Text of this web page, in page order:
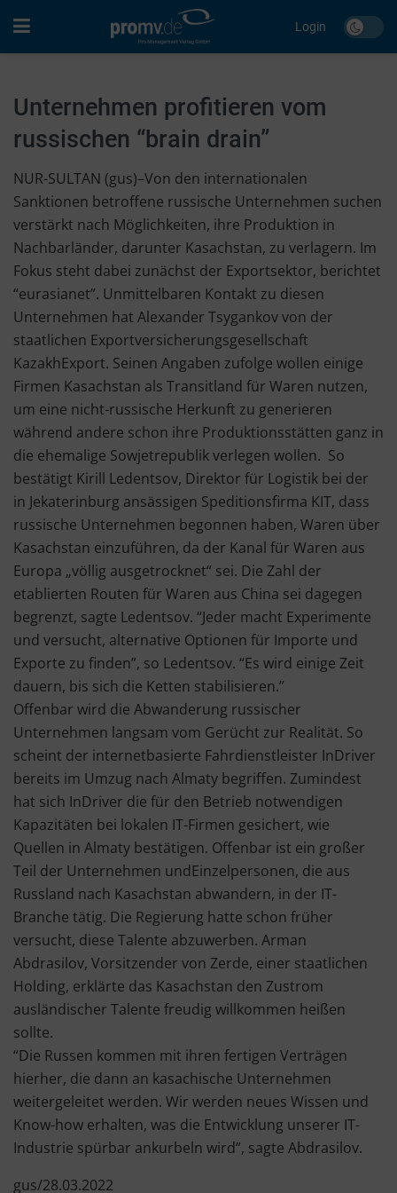
Login
Unternehmen profitieren vom
russischen “brain drain”
NUR-SULTAN (gus)–Von den internationalen
Sanktionen betroffene russische Unternehmen suchen
verstärkt nach Möglichkeiten, ihre Produktion in
Nachbarländer, darunter Kasachstan, zu verlagern. Im
Fokus steht dabei zunächst der Exportsektor, berichtet
“eurasianet”. Unmittelbaren Kontakt zu diesen
Unternehmen hat Alexander Tsygankov von der
staatlichen Exportversicherungsgesellschaft
KazakhExport. Seinen Angaben zufolge wollen einige
Firmen Kasachstan als Transitland für Waren nutzen,
um eine nicht-russische Herkunft zu generieren
während andere schon ihre Produktionsstätten ganz in
die ehemalige Sowjetrepublik verlegen wollen. So
bestätigt Kirill Ledentsov, Direktor für Logistik bei der
in Jekaterinburg ansässigen Speditionsfirma KIT, dass
russische Unternehmen begonnen haben, Waren über
Kasachstan einzuführen, da der Kanal für Waren aus
Europa „völlig ausgetrocknet“ sei. Die Zahl der
etablierten Routen für Waren aus China sei dagegen
begrenzt, sagte Ledentsov. “Jeder macht Experimente
und versucht, alternative Optionen für Importe und
Exporte zu finden”, so Ledentsov. “Es wird einige Zeit
dauern, bis sich die Ketten stabilisieren.”
Offenbar wird die Abwanderung russischer
Unternehmen langsam vom Gerücht zur Realität. So
scheint der internetbasierte Fahrdienstleister InDriver
bereits im Umzug nach Almaty begriffen. Zumindest
hat sich InDriver die für den Betrieb notwendigen
Kapazitäten bei lokalen IT-Firmen gesichert, wie
Quellen in Almaty bestätigen. Offenbar ist ein großer
Teil der Unternehmen undEinzelpersonen, die aus
Russland nach Kasachstan abwandern, in der IT-
Branche tätig. Die Regierung hatte schon früher
versucht, diese Talente abzuwerben. Arman
Abdrasilov, Vorsitzender von Zerde, einer staatlichen
Holding, erklärte das Kasachstan den Zustrom
ausländischer Talente freudig willkommen heißen
sollte.
“Die Russen kommen mit ihren fertigen Verträgen
hierher, die dann an kasachische Unternehmen
weitergeleitet werden. Wir werden neues Wissen und
Know-how erhalten, was die Entwicklung unserer IT-
Industrie spürbar ankurbeln wird”, sagte Abdrasilov.
gus/28.03.2022